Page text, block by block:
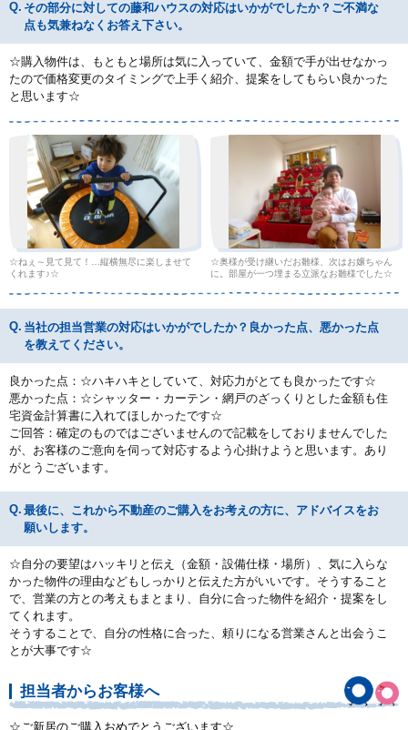
その部分に対しての藤和ハウスの対応はいかがでしたか？ご不満な
点も気兼ねなくお答え下さい。
☆購入物件は、もともと場所は気に入っていて、金額で手が出せなかっ
たので価格変更のタイミングで上手く紹介、提案をしてもらい良かった
と思います☆
☆ねぇ～見て見て！…縦横無尽に楽しませて
くれます♪☆
☆奥様が受け継いだお雛様、次はお嬢ちゃん
に。部屋が一つ埋まる立派なお雛様でした☆
当社の担当営業の対応はいかがでしたか？良かった点、悪かった点
を教えてください。
良かった点：☆ハキハキとしていて、対応力がとても良かったです☆
悪かった点：☆シャッター・カーテン・網戸のざっくりとした金額も住
宅資金計算書に入れてほしかったです☆
ご回答：確定のものではございませんので記載をしておりませんでした
が、お客様のご意向を伺って対応するよう心掛けようと思います。あり
がとうございます。
最後に、これから不動産のご購入をお考えの方に、アドバイスをお
願いします。
☆自分の要望はハッキリと伝え（金額・設備仕様・場所）、気に入らな
かった物件の理由などもしっかりと伝えた方がいいです。そうすること
で、営業の方との考えもまとまり、自分に合った物件を紹介・提案をし
てくれます。
そうすることで、自分の性格に合った、頼りになる営業さんと出会うこ
とが大事です☆
担当者からお客様へ
☆ご新居のご購入おめでとうございます☆